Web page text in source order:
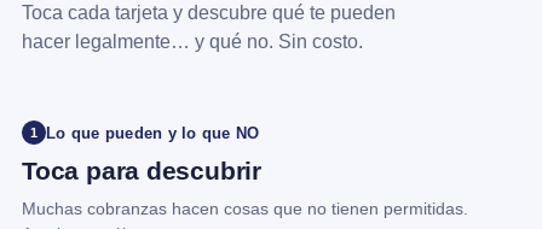
Toca cada tarjeta y descubre qué te pueden
hacer legalmente… y qué no. Sin costo.
1 Lo que pueden y lo que NO
Toca para descubrir
Muchas cobranzas hacen cosas que no tienen permitidas.